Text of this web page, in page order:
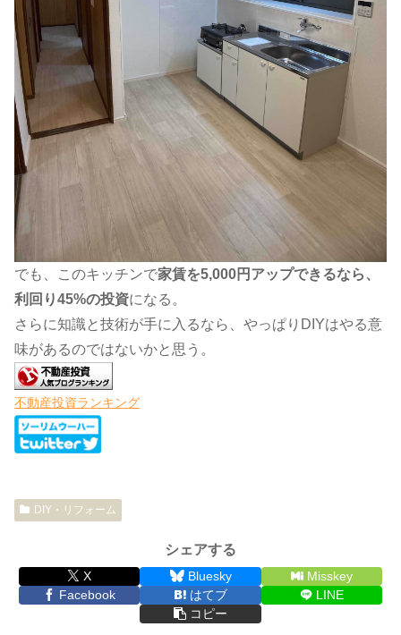
でも、このキッチンで家賃を5,000円アップできるなら、
利回り45%の投資になる。
さらに知識と技術が手に入るなら、やっぱりDIYはやる意
味があるのではないかと思う。
不動産投資ランキング
DIY・リフォーム
シェアする
X Bluesky
Misskey
Facebook
はてブ
LINE
コピー